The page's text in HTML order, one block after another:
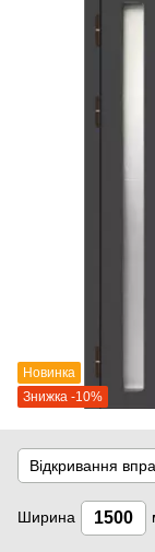
Новинка
Знижка -10%
Відкривання
Ширина